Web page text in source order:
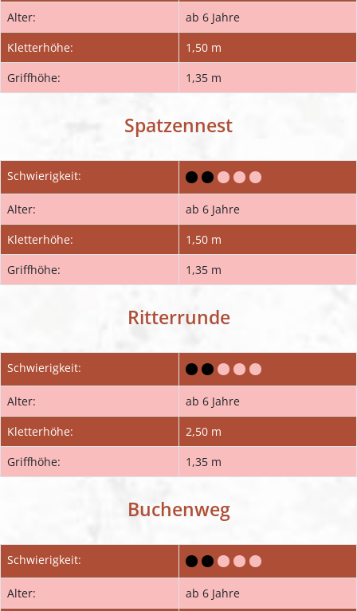
Alter:
ab 6 Jahre
Kletterhöhe:
1,50 m
Griffhöhe:
1,35 m
Spatzennest
Schwierigkeit:
Alter:
ab 6 Jahre
Kletterhöhe:
1,50 m
Griffhöhe:
1,35 m
Ritterrunde
Schwierigkeit:
Alter:
ab 6 Jahre
Kletterhöhe:
2,50 m
Griffhöhe:
1,35 m
Buchenweg
Schwierigkeit:
Alter: ab 6 Jahre